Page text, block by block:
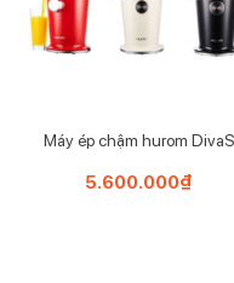
Máy ép chậm hurom DivaS
5.600.000₫